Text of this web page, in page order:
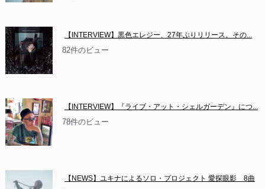
【INTERVIEW】黒色エレジー、27年ぶりリリース。その...
82件のビュー
【INTERVIEW】『ライブ・アット・シェルガーデン』につ...
78件のビュー
【NEWS】ユキナによるソロ・プロジェクト 愛探眼影　8曲